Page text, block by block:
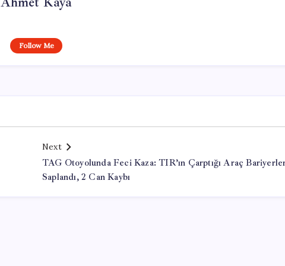
Follow Me
Next
TAG Otoyolunda Feci Kaza: TIR’ın Çarptığı Araç
Saplandı, 2 Can Kaybı